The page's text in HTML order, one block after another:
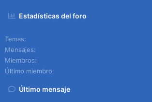
Estadísticas del foro
Temas
Mensajes
Miembros
Último miembro
Último mensaje